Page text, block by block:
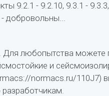
9.2.1 - 9.2.10, 9.3.1 -
добровольны...
Для любопытства можете
и
normacs.ru/110J7)
разработчикам.